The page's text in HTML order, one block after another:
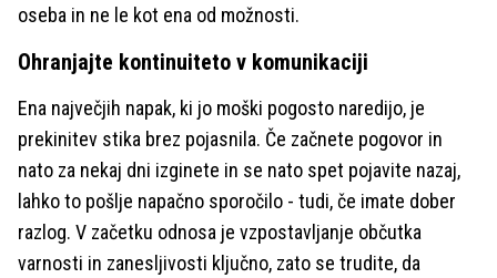
oseba in ne le kot ena od možnosti.
Ohranjajte kontinuiteto v komunikaciji
Ena največjih napak, ki jo moški pogosto naredijo, je
prekinitev stika brez pojasnila. Če začnete pogovor in
nato za nekaj dni izginete in se nato spet pojavite nazaj,
lahko to pošlje napačno sporočilo - tudi, če imate dober
razlog. V začetku odnosa je vzpostavljanje občutka
varnosti in zanesljivosti ključno, zato se trudite, da